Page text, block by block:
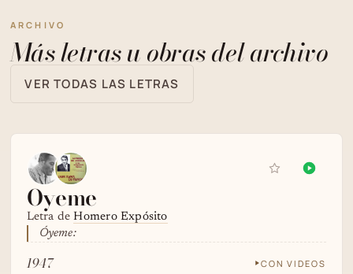
ARCHIVO
Más letras u obras del archivo
VER TODAS LAS LETRAS
Oyeme
Letra deHomero Expósito
Óyeme:
1947 CON VIDEOS